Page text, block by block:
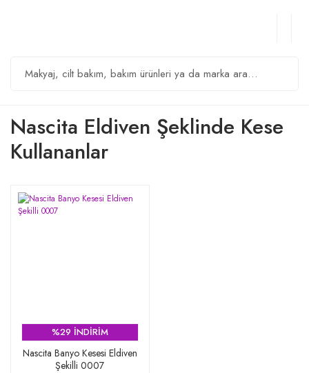
Nascita Eldiven Şeklinde Kese
Kullananlar
%29 İNDİRİM
Nascita Banyo Kesesi Eldiven
Şekilli 0007